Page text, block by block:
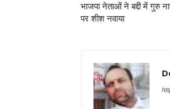
भाजपा नेताओं ने बद्दी में गुरु
पर शीश नवाया